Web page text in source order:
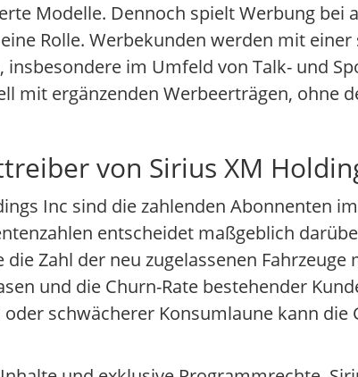
Modelle. Dennoch spielt Werbung bei
Rolle. Werbekunden werden mit
im Umfeld von Talk- und
mit ergänzenden Werbeerträgen, ohne
von Sirius XM
Inc sind die zahlenden Abonnenten
entscheidet maßgeblich
Zahl der neu zugelassenen
und die Churn-Rate bestehender
schwächerer Konsumlaune kann die